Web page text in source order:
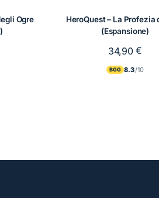
Ogre
HeroQuest – La Profezia
(Espansione)
34,90€
BGG 8.3